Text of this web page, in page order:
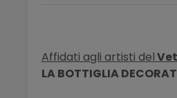
Affidati agli artisti del
LA BOTTIGLIA